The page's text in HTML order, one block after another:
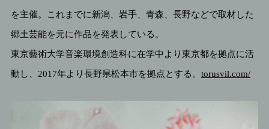
を主催。これまでに新潟、岩手、青森、長野などで取材した
郷土芸能を元に作品を発表している。
東京藝術大学音楽環境創造科に在学中より東京都を拠点に活
動し、2017年より長野県松本市を拠点とする。 torusvil.com/